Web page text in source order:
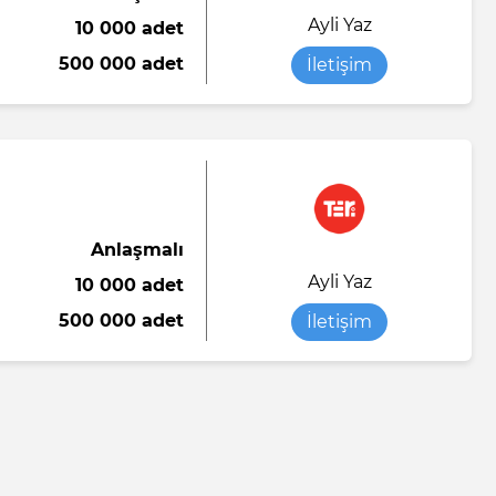
end)
Saten kumaş
Viskon kumaş
Yumuşak şeker
Sıvı sabun
Tükenmez kalem
10 000 adet
500 000 adet
Ayli Yaz
İletişim
Anlaşmalı
10 000 adet
500 000 adet
Ayli Yaz
İletişim